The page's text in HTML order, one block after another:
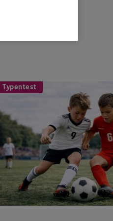
Typentest